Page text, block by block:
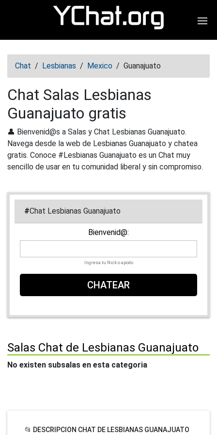
Chat / Lesbianas / Mexico / Guanajuato
Chat Salas Lesbianas
Guanajuato gratis
👤 Bienvenid@s a Salas y Chat Lesbianas Guanajuato.
Navega desde la web de Lesbianas Guanajuato y chatea
gratis. Conoce #Lesbianas Guanajuato es un Chat muy
sencillo de usar en tu comunidad liberal y sin compromiso.
#Chat Lesbianas Guanajuato
Bienvenid@:
Ingresa tu Nick o apodo
CHATEAR
Salas Chat de Lesbianas Guanajuato
No existen subsalas en esta categoria
📂 DESCRIPCION CHAT DE LESBIANAS GUANAJUATO